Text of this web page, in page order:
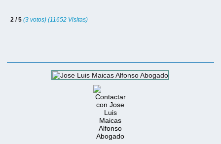
2 / 5(3 votos) (11652 Visitas)